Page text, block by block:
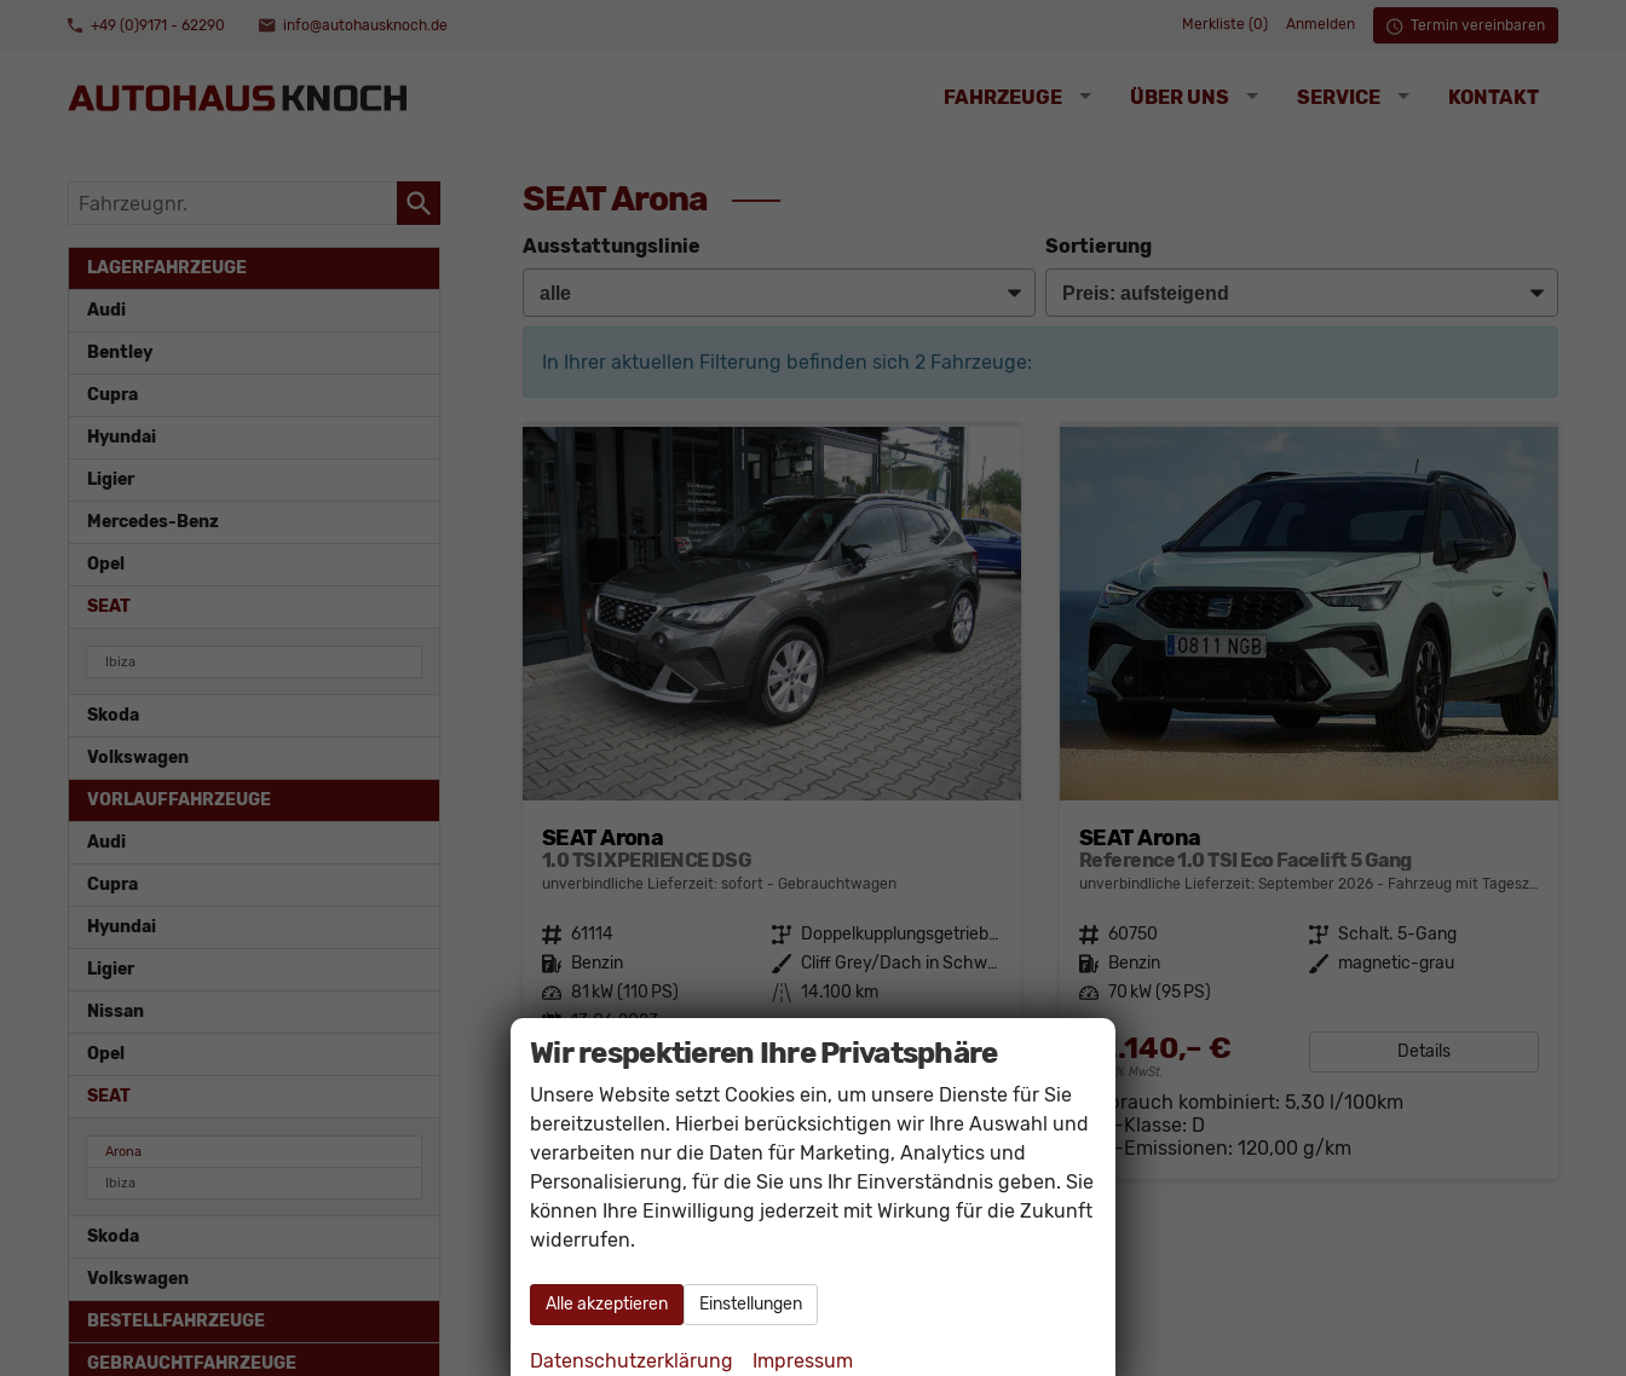
+49 (0)9171 - 62290 info@autohausknoch.de Merkliste (0) Anmelden Termin vereinbaren
FAHRZEUGE ÜBER UNS SERVICE KONTAKT
SEAT Arona
Ausstattungslinie Sortierung
In Ihrer aktuellen Filterung befinden sich 2Fahrzeuge:
SEAT Arona
1.0 TSI XPERIENCE DSG
unverbindliche Lieferzeit: sofort Gebrauchtwagen
Fahrzeugnr. 61114 Getriebe
Doppelkupplungsgetriebe (DSG)
Kraftstoff Benzin Außenfarbe
Cliff Grey/Dach in Schwarz
Leistung 81 kW (110 PS) Kilometerstand 14.100 km
13.06.2023
20.100,– €
incl. 19% MwSt.
Verbrauch kombiniert:5,90 l/100km
CO2-Emissionen:134,00 g/km
SEAT Arona
Reference 1.0 TSI Eco Facelift 5 Gang
unverbindliche Lieferzeit: September 2026 Fahrzeug mit Tageszulassung
Fahrzeugnr. 60750 Getriebe Schalt. 5-Gang
Kraftstoff Benzin Außenfarbe magnetic-grau
Leistung 70 kW (95 PS)
22.140,– €
incl. 19% MwSt.
Details
Verbrauch kombiniert: 5,30 l/100km
CO
-Klasse: D
-Emissionen: 120,00 g/km
Fahrzeugnr.
LAGERFAHRZEUGE
Audi
Bentley
Cupra
Hyundai
Ligier
Mercedes-Benz
Opel
SEAT
Ibiza
Skoda
Volkswagen
VORLAUFFAHRZEUGE
Audi
Cupra
Hyundai
Ligier
Nissan
Opel
SEAT
Arona
Ibiza
Skoda
Volkswagen
BESTELLFAHRZEUGE
GEBRAUCHTFAHRZEUGE
Wir respektieren Ihre Privatsphäre
Unsere Website setzt Cookies ein, um unsere Dienste für Sie
bereitzustellen. Hierbei berücksichtigen wir Ihre Auswahl und
verarbeiten nur die Daten für Marketing, Analytics und
Personalisierung, für die Sie uns Ihr Einverständnis geben. Sie
können Ihre Einwilligung jederzeit mit Wirkung für die Zukunft
widerrufen.
Alle akzeptieren Einstellungen
Datenschutzerklärung Impressum